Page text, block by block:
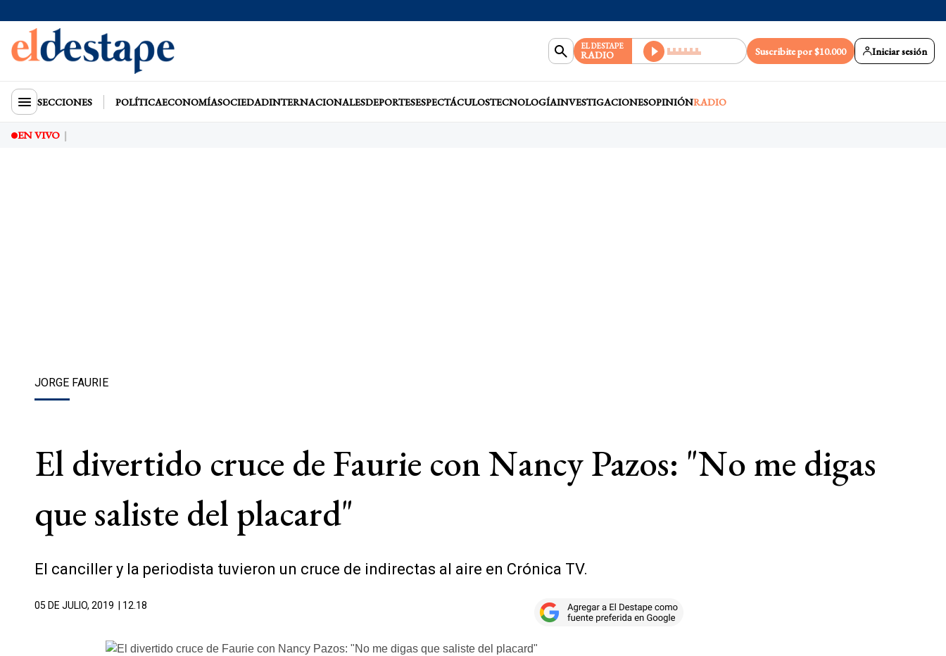
EL DESTAPE
RADIO Suscribite por $10.000 Iniciar sesión
SECCIONES POLÍTICAECONOMÍASOCIEDADINTERNACIONALESDEPORTESESPECTÁCULOSTECNOLOGÍAINVESTIGACIONESOPINIÓNRADIO
EN VIVO
JORGE FAURIE
El divertido cruce de Faurie con Nancy Pazos: "No me digas
que saliste del placard"
El canciller y la periodista tuvieron un cruce de indirectas al aire en Crónica TV.
05 DE JULIO, 2019 | 12.18